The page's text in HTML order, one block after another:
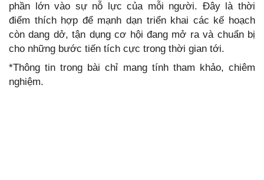
phần lớn vào sự nỗ lực của mỗi người. Đây là thời
điểm thích hợp để mạnh dạn triển khai các kế hoạch
còn dang dở, tận dụng cơ hội đang mở ra và chuẩn bị
cho những bước tiến tích cực trong thời gian tới.
*Thông tin trong bài chỉ mang tính tham khảo, chiêm
nghiệm.